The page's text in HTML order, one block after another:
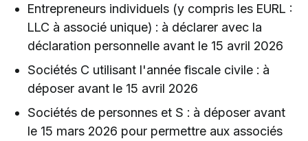
Entrepreneurs individuels (y compris les EURL :
LLC à associé unique) : à déclarer avec la
déclaration personnelle avant le 15 avril 2026
Sociétés C utilisant l'année fiscale civile : à
déposer avant le 15 avril 2026
Sociétés de personnes et S : à déposer avant
le 15 mars 2026 pour permettre aux associés